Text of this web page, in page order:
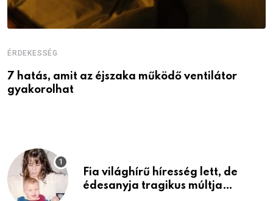
ÉRDEKESSÉG
7 hatás, amit az éjszaka működő ventilátor
gyakorolhat
Fia világhírű híresség lett, de
édesanyja tragikus múltja